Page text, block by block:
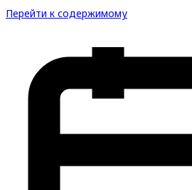
Перейти к содержимому